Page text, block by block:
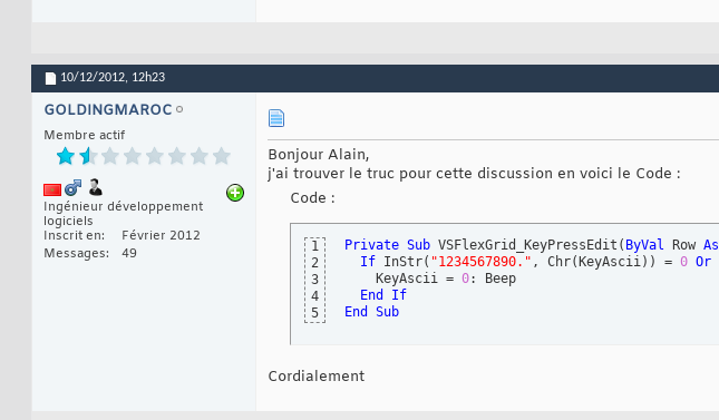
10/12/2012, 12h23
GOLDINGMAROC
Membre actif
Ingénieur développement
logiciels
Inscrit en
Février 2012
Messages
49
Bonjour Alain,
j'ai trouver le truc pour cette discussion en voici le Code :
Code :
1
2
3
4
5
Private Sub VSFlexGrid_KeyPressEdit ( ByVal Row As
If InStr( "1234567890." , Chr( KeyAscii) ) = 0 Or
    KeyAscii =
0: Beep
End
If
End
Sub
Cordialement